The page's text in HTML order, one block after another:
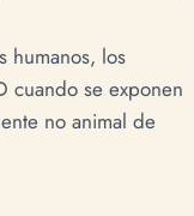
humanos, los
cuando se exponen
no animal de